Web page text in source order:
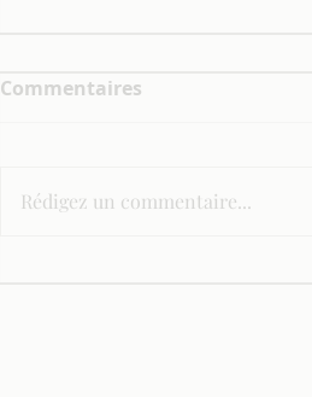
Commentaires
Rédigez un commentaire...